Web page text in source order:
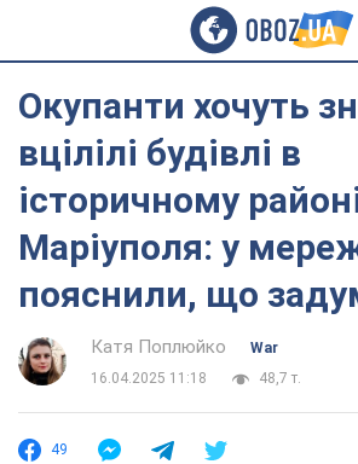
Окупанти хочуть
вцілілі будівлі в
історичному
Маріуполя: у
пояснили, що
Катя Поплюйко
War
16.04.2025 11:18
48,7 т.
49